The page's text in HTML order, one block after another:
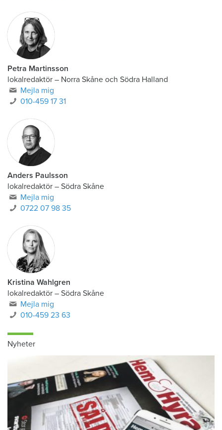
Petra Martinsson
lokalredaktör – Norra Skåne och Södra Halland
Mejla mig
010-459 17 31
Anders Paulsson
lokalredaktör – Södra Skåne
Mejla mig
0722 07 98 35
Kristina Wahlgren
lokalredaktör – Södra Skåne
Mejla mig
010-459 23 63
Nyheter